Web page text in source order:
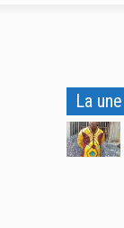
La une